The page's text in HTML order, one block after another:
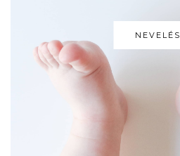
NEVELÉS